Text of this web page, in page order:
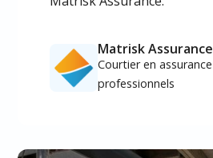
Matrisk Assurance
Courtier en
professionnels